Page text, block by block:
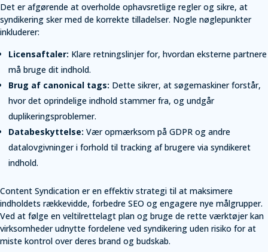
Det er afgørende at overholde ophavsretlige regler og sikre, at
syndikering sker med de korrekte tilladelser. Nogle nøglepunkter
inkluderer:
Licensaftaler: Klare retningslinjer for, hvordan eksterne partnere
må bruge dit indhold.
Brug af canonical tags: Dette sikrer, at søgemaskiner forstår,
hvor det oprindelige indhold stammer fra, og undgår
duplikeringsproblemer.
Databeskyttelse: Vær opmærksom på GDPR og andre
datalovgivninger i forhold til tracking af brugere via syndikeret
indhold.
Content Syndication er en effektiv strategi til at maksimere
indholdets rækkevidde, forbedre SEO og engagere nye målgrupper.
Ved at følge en veltilrettelagt plan og bruge de rette værktøjer kan
virksomheder udnytte fordelene ved syndikering uden risiko for at
miste kontrol over deres brand og budskab.